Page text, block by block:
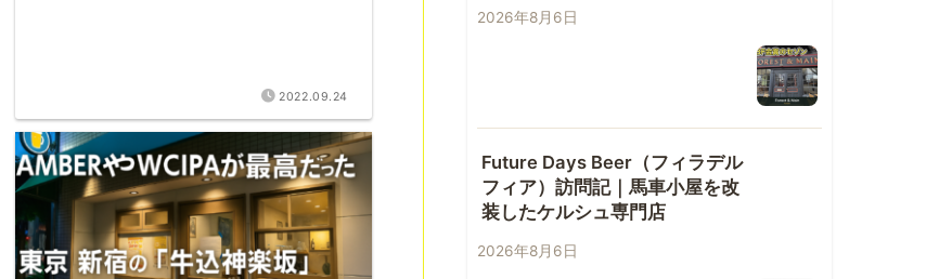
2022.09.24
2026年8月6日
Future Days Beer（フィラデル
フィア）訪問記｜馬車小屋を改
装したケルシュ専門店
2026年8月6日